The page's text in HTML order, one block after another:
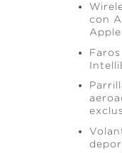
con